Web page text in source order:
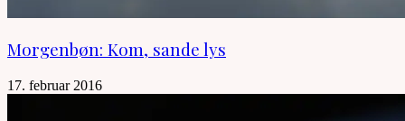
Morgenbøn: Kom, sande lys
17. februar 2016